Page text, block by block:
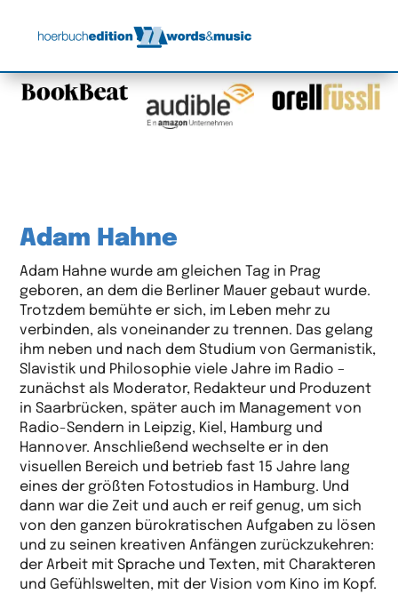
Adam Hahne
Adam Hahne wurde am gleichen Tag in Prag
geboren, an dem die Berliner Mauer gebaut wurde.
Trotzdem bemühte er sich, im Leben mehr zu
verbinden, als voneinander zu trennen. Das gelang
ihm neben und nach dem Studium von Germanistik,
Slavistik und Philosophie viele Jahre im Radio –
zunächst als Moderator, Redakteur und Produzent
in Saarbrücken, später auch im Management von
Radio-Sendern in Leipzig, Kiel, Hamburg und
Hannover. Anschließend wechselte er in den
visuellen Bereich und betrieb fast 15 Jahre lang
eines der größten Fotostudios in Hamburg. Und
dann war die Zeit und auch er reif genug, um sich
von den ganzen bürokratischen Aufgaben zu lösen
und zu seinen kreativen Anfängen zurückzukehren:
der Arbeit mit Sprache und Texten, mit Charakteren
und Gefühlswelten, mit der Vision vom Kino im Kopf.